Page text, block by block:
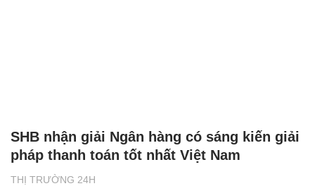
THỊ TRƯỜNG 24H
SHB nhận giải Ngân hàng có sáng kiến giải
pháp thanh toán tốt nhất Việt Nam